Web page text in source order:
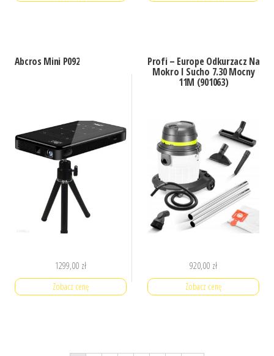
Abcros Mini P092
1299,00 zł
Zobacz cenę
Profi – Europe Odkurzacz Na
Mokro I Sucho 7.30 Mocny
11M (901063)
920,00 zł
Zobacz cenę